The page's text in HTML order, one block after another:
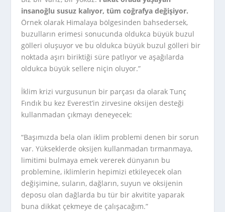
insanoğlu susuz kalıyor, tüm coğrafya değişiyor.
Örnek olarak Himalaya bölgesinden bahsedersek,
buzulların erimesi sonucunda oldukca büyük buzul
gölleri oluşuyor ve bu oldukca büyük buzul gölleri bir
noktada aşırı biriktiği süre patlıyor ve aşağılarda
oldukca büyük sellere niçin oluyor.”
İklim krizi vurgusunun bir parçası da olarak Tunç
Fındık bu kez Everest’in zirvesine oksijen desteği
kullanmadan çıkmayı deneyecek:
“Başımızda bela olan iklim problemi denen bir sorun
var. Yükseklerde oksijen kullanmadan tırmanmaya,
limitimi bulmaya emek vererek dünyanın bu
problemine, iklimlerin hepimizi etkileyecek olan
değişimine, suların, dağların, suyun ve oksijenin
deposu olan dağlarda bu tür bir akvitite yaparak
buna dikkat çekmeye de çalışacağım.”